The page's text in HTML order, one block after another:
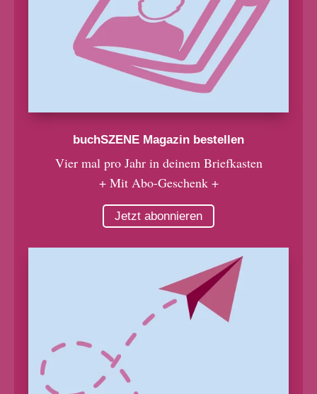
buchSZENE Magazin bestellen
Vier mal pro Jahr in deinem Briefkasten
+ Mit Abo-Geschenk +
Jetzt abonnieren